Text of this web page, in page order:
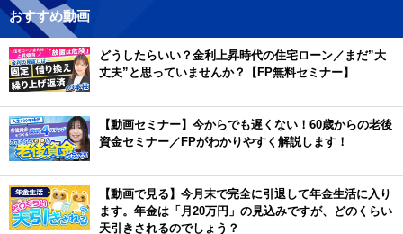
おすすめ動画
どうしたらいい？金利上昇時代の住宅ローン／まだ”大
丈夫”と思っていませんか？【FP無料セミナー】
【動画セミナー】今からでも遅くない！60歳からの老後
資金セミナー／FPがわかりやすく解説します！
【動画で見る】今月末で完全に引退して年金生活に入り
ます。年金は「月20万円」の見込みですが、どのくらい
天引きされるのでしょう？